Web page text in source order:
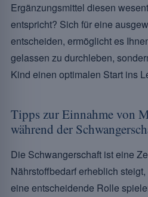
Ergänzungsmittel diesen
entspricht? Sich für eine
entscheiden, ermöglicht es
gelassen zu durchleben,
Kind einen optimalen Start ins
Tipps zur Einnahme von
während der
Die Schwangerschaft ist eine
Nährstoffbedarf erheblich
eine entscheidende Rolle